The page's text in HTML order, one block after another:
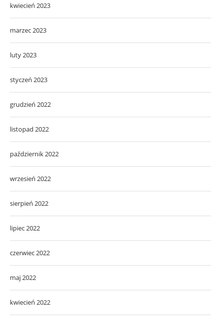
kwiecień 2023
marzec 2023
luty 2023
styczeń 2023
grudzień 2022
listopad 2022
październik 2022
wrzesień 2022
sierpień 2022
lipiec 2022
czerwiec 2022
maj 2022
kwiecień 2022